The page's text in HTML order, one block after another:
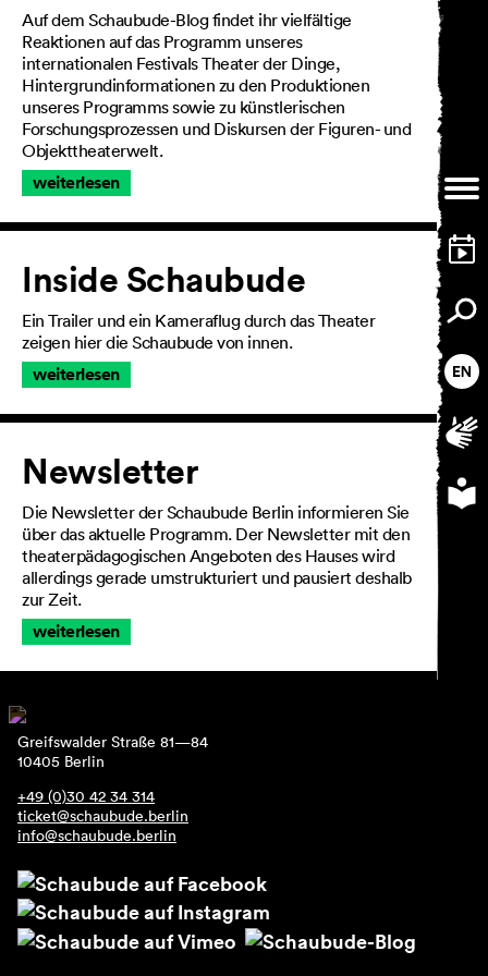
Über uns
AGB
Impressum
Datenschutz
Barrierefreiheitserklärung
Auf dem Schaubude-Blog findet ihr vielfältige
Reaktionen auf das Programm unseres
internationalen Festivals Theater der Dinge,
Hintergrundinformationen zu den Produktionen
unseres Programms sowie zu künstlerischen
Forschungsprozessen und Diskursen der Figuren- und
Objekttheaterwelt.
weiterlesen
Inside Schaubude
Ein Trailer und ein Kameraflug durch das Theater
zeigen hier die Schaubude von innen.
weiterlesen
Newsletter
Die Newsletter der Schaubude Berlin informieren Sie
über das aktuelle Programm. Der Newsletter mit den
theaterpädagogischen Angeboten des Hauses wird
allerdings gerade umstrukturiert und pausiert deshalb
zur Zeit.
weiterlesen
Greifswalder Straße 81—84
10405 Berlin
+49 (0)30 42 34 314
ticket@schaubude.berlin
info@schaubude.berlin